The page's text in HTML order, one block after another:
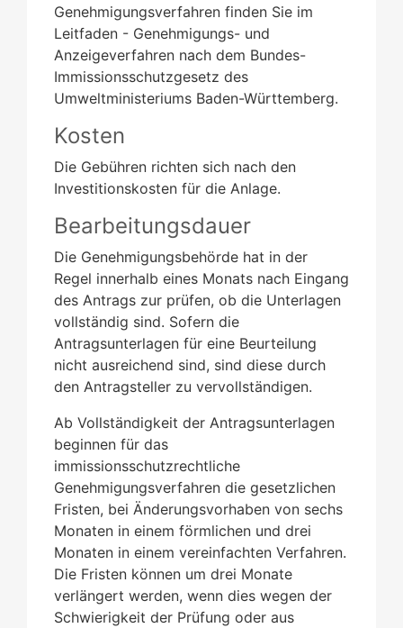
Genehmigungsverfahren finden Sie im
Leitfaden - Genehmigungs- und
Anzeigeverfahren nach dem Bundes-
Immissionsschutzgesetz des
Umweltministeriums Baden-Württemberg.
Kosten
Die Gebühren richten sich nach den
Investitionskosten für die Anlage.
Bearbeitungsdauer
Die Genehmigungsbehörde hat in der
Regel innerhalb eines Monats nach Eingang
des Antrags zur prüfen, ob die Unterlagen
vollständig sind. Sofern die
Antragsunterlagen für eine Beurteilung
nicht ausreichend sind, sind diese durch
den Antragsteller zu vervollständigen.
Ab Vollständigkeit der Antragsunterlagen
beginnen für das
immissionsschutzrechtliche
Genehmigungsverfahren die gesetzlichen
Fristen, bei Änderungsvorhaben von sechs
Monaten in einem förmlichen und drei
Monaten in einem vereinfachten Verfahren.
Die Fristen können um drei Monate
verlängert werden, wenn dies wegen der
Schwierigkeit der Prüfung oder aus